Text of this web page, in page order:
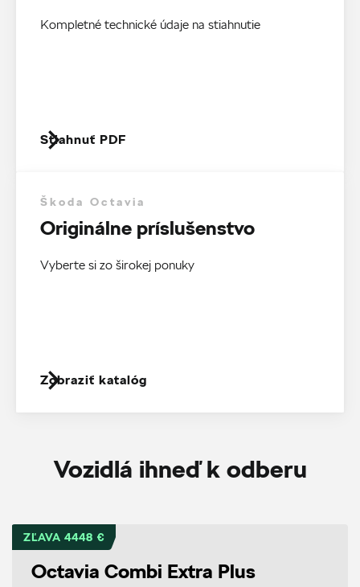
Kompletné technické údaje na stiahnutie
Stiahnuť PDF
Škoda Octavia
Originálne príslušenstvo
Vyberte si zo širokej ponuky
Zobraziť katalóg
Vozidlá ihneď k odberu
ZĽAVA 4448 €
Octavia Combi Extra Plus